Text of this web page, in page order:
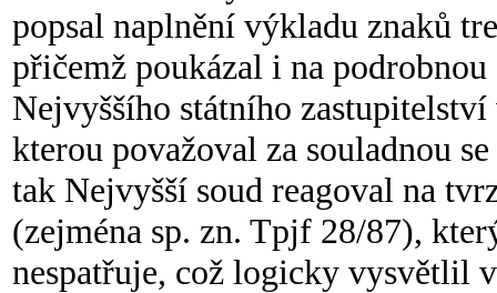
popsal naplnění výkladu znaků
přičemž poukázal i na
Nejvyššího státního
kterou považoval za souladnou
tak Nejvyšší soud reagoval na
(zejména sp. zn. Tpjf 28/87),
nespatřuje, což logicky vysvětlil